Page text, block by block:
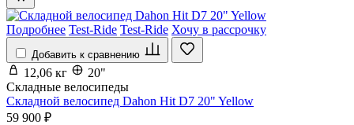
Подробнее Test-Ride Test-Ride Хочу в рассрочку
Добавить к сравнению
12,06 кг
20"
Складные велосипеды
Складной велосипед Dahon Hit D7 20" Yellow
59 900 ₽